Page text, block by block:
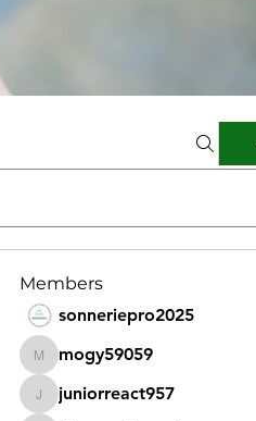
Members
sonneriepro2025
mogy59059
mogy59059
juniorreact957
juniorreact957